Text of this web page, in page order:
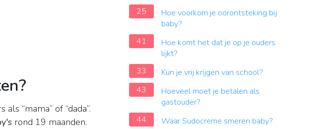
“mama” of “dada”.
rond 19 maanden.
25
Hoe voorkom je oorontsteking bij
baby?
41
Hoe komt het dat je op je ouders
lijkt?
33
Kun je vrij krijgen van school?
43
Hoeveel moet je betalen als
gastouder?
44
Waar Sudocreme smeren baby?